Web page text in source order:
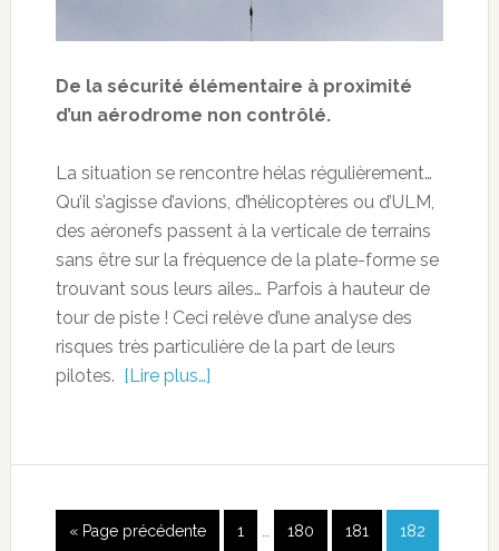
De la sécurité élémentaire à proximité
d’un aérodrome non contrôlé.
La situation se rencontre hélas régulièrement…
Qu’il s’agisse d’avions, d’hélicoptères ou d’ULM,
des aéronefs passent à la verticale de terrains
sans être sur la fréquence de la plate-forme se
trouvant sous leurs ailes… Parfois à hauteur de
tour de piste ! Ceci relève d’une analyse des
risques très particulière de la part de leurs
pilotes. [Lire plus…]
« Page précédente 1 180 181 182